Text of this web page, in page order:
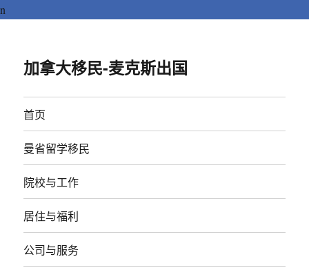
n
加拿大移民-麦克斯出国
首页
曼省留学移民
院校与工作
居住与福利
公司与服务